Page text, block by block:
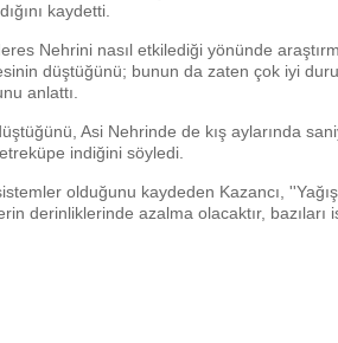
kaydetti.
Nehrini nasıl etkilediği yönünde
düştüğünü; bunun da zaten çok iyi
anlattı.
Asi Nehrinde de kış aylarında
indiğini söyledi.
olduğunu kaydeden Kazancı,
derinliklerinde azalma olacaktır, bazıları
Çevreci yaklaşımlar
yer halini alması